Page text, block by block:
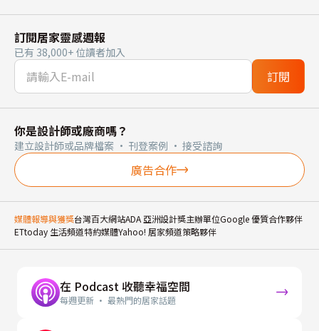
訂閱居家靈感週報
已有 38,000+ 位讀者加入
訂閱
你是設計師或廠商嗎？
建立設計師或品牌檔案 · 刊登案例 · 接受諮詢
廣告合作
媒體報導與獲獎台灣百大網站ADA 亞洲設計獎主辦單位Google 優質合作夥伴
ETtoday 生活頻道特約媒體Yahoo! 居家頻道策略夥伴
在 Podcast 收聽幸福空間
每週更新 · 最熱門的居家話題